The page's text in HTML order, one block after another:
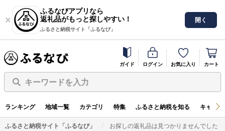
ふるなびアプリなら
返礼品がもっと探しやすい！
ふるさと納税サイト「ふるなび」
開く
ガイド ログイン お気に入り カート
キーワードを入力
ランキング 地域一覧 カテゴリ 特集 ふるさと納税を知る キャン
ふるさと納税サイト「ふるなび」 お探しの返礼品は見つかりませんでした